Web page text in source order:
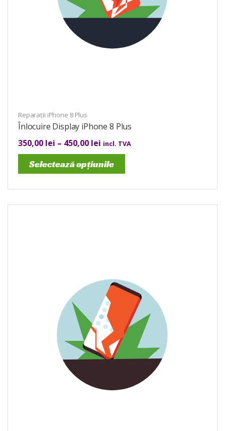
Reparații iPhone 8 Plus
Înlocuire Display iPhone 8 Plus
350,00 lei – 450,00 lei incl. TVA
Selectează opțiunile